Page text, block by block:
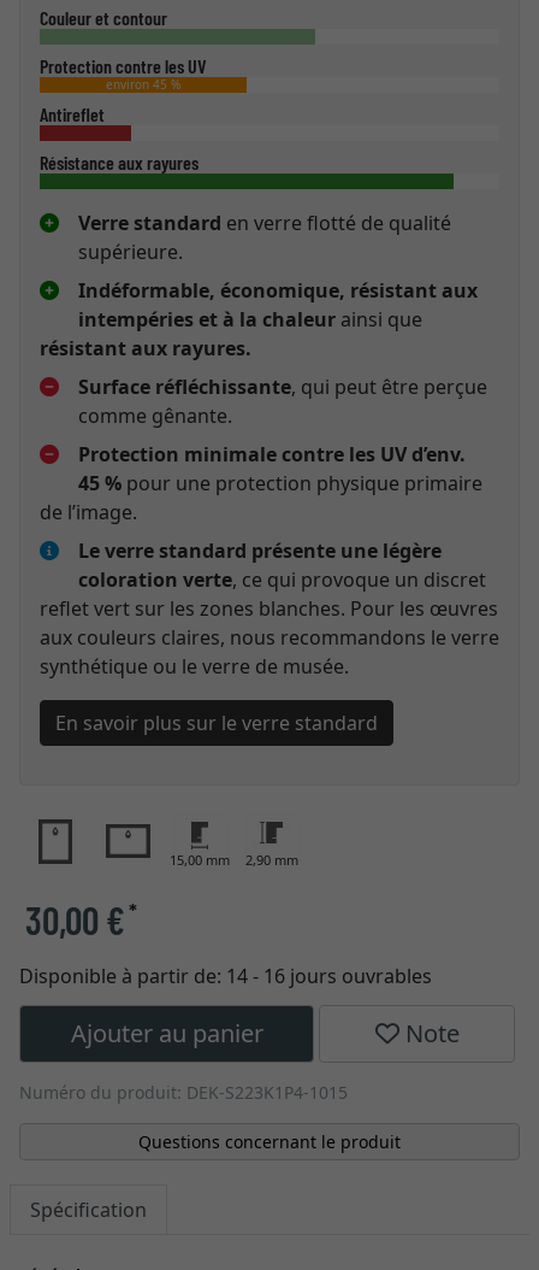
Couleur et contour
Protection contre les UV
environ 45 %
Antireflet
Résistance aux rayures
Verre standard en verre flotté de qualité
supérieure.
Indéformable, économique, résistant aux
intempéries et à la chaleur ainsi que
résistant aux rayures.
Surface réfléchissante, qui peut être perçue
comme gênante.
Protection minimale contre les UV d’env.
45 % pour une protection physique primaire
de l’image.
Le verre standard présente une légère
coloration verte, ce qui provoque un discret
reflet vert sur les zones blanches. Pour les œuvres
aux couleurs claires, nous recommandons le verre
synthétique ou le verre de musée.
En savoir plus sur le verre standard
15,00 mm 2,90 mm
30,00 €*
Disponible à partir de: 14 - 16 jours ouvrables
Ajouter au panier Note
Numéro du produit: DEK-S223K1P4-1015
Questions concernant le produit
Spécification